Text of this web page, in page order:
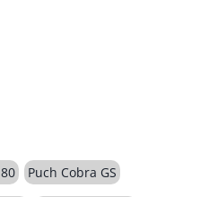
Puch Cobra GS